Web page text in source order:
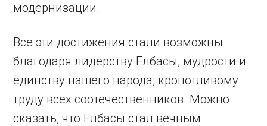
модернизации.
Все эти достижения стали возможны
благодаря лидерству Елбасы, мудрости и
единству нашего народа, кропотливому
труду всех соотечественников. Можно
сказать, что Елбасы стал вечным